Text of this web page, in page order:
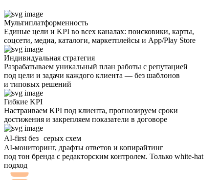
Мультиплатформенность
Единые цели и KPI во всех каналах: поисковики, карты,
соцсети, медиа, каталоги, маркетплейсы и App/Play Store
Индивидуальная стратегия
Разрабатываем уникальный план работы с репутацией
под цели и задачи каждого клиента — без шаблонов
и типовых решений
Гибкие KPI
Настраиваем KPI под клиента, прогнозируем сроки
достижения и закрепляем показатели в договоре
AI-first без серых схем
AI-мониторинг, драфты ответов и копирайтинг
под тон бренда с редакторским контролем. Только white-hat
подход